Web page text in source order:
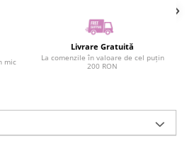
mic
Livrare Gratuită
La comenzile în valoare de cel puțin
200 RON